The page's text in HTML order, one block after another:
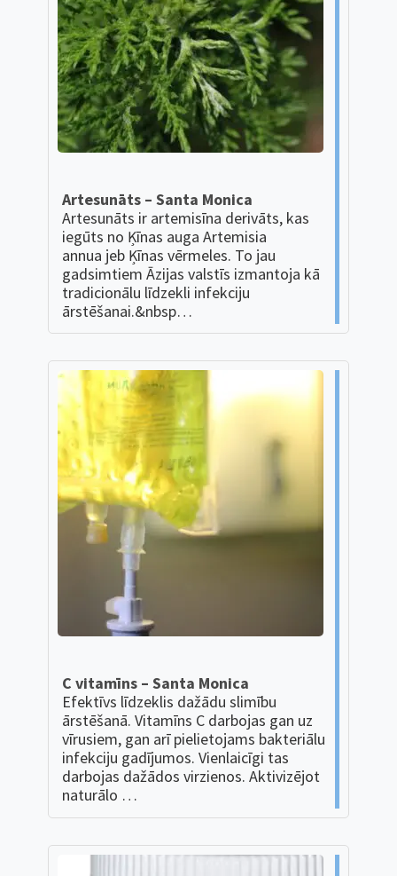
Artesunāts – Santa Monica
Artesunāts ir artemisīna derivāts, kas
iegūts no Ķīnas auga Artemisia
annua jeb Ķīnas vērmeles. To jau
gadsimtiem Āzijas valstīs izmantoja kā
tradicionālu līdzekli infekciju
ārstēšanai.&nbsp…
C vitamīns – Santa Monica
Efektīvs līdzeklis dažādu slimību
ārstēšanā. Vitamīns C darbojas gan uz
vīrusiem, gan arī pielietojams bakteriālu
infekciju gadījumos. Vienlaicīgi tas
darbojas dažādos virzienos. Aktivizējot
naturālo …